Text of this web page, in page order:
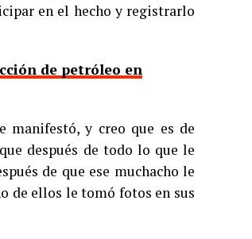
en el hecho y registrarlo
de petróleo en
manifestó, y creo que es de
después de todo lo que le
de que ese muchacho le
de ellos le tomó fotos en sus